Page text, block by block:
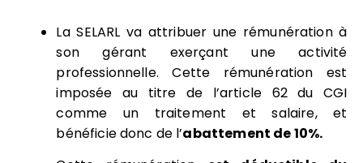
La SELARL va attribuer une rémunération à
son gérant exerçant une activité
professionnelle. Cette rémunération est
imposée au titre de l’article 62 du CGI
comme un traitement et salaire, et
bénéficie donc de l’abattement de 10%.